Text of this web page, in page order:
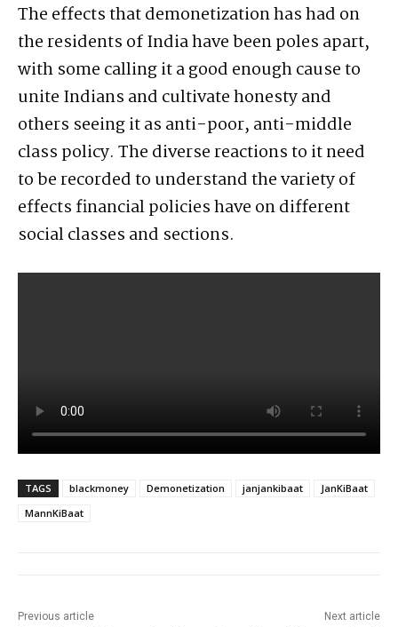
The effects that demonetization has had on
the residents of India have been poles apart,
with some calling it a good enough cause to
unite Indians and cultivate honesty and
others seeing it as anti-poor, anti-middle
class policy. The diverse reactions to it need
to be recorded to understand the variety of
effects financial policies have on different
social classes and sections.
TAGS blackmoney Demonetization janjankibaat
JanKiBaat
MannKiBaat
Previous article Next article